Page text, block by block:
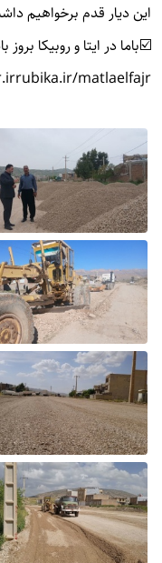
این دیار قدم برخواهیم
☑️باما در ایتا و روبیکا بروز
rubika.ir/matlaelfajr